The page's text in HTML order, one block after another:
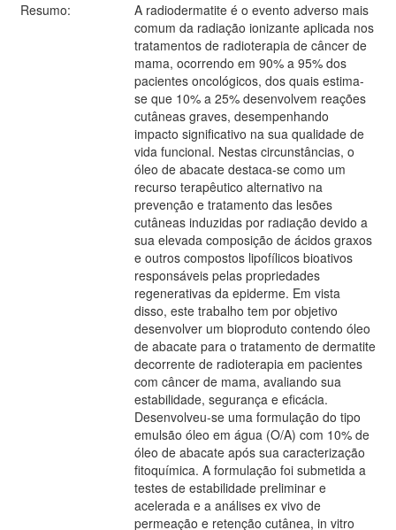
Resumo:
A radiodermatite é o evento adverso mais
comum da radiação ionizante aplicada nos
tratamentos de radioterapia de câncer de
mama, ocorrendo em 90% a 95% dos
pacientes oncológicos, dos quais estima-
se que 10% a 25% desenvolvem reações
cutâneas graves, desempenhando
impacto significativo na sua qualidade de
vida funcional. Nestas circunstâncias, o
óleo de abacate destaca-se como um
recurso terapêutico alternativo na
prevenção e tratamento das lesões
cutâneas induzidas por radiação devido a
sua elevada composição de ácidos graxos
e outros compostos lipofílicos bioativos
responsáveis pelas propriedades
regenerativas da epiderme. Em vista
disso, este trabalho tem por objetivo
desenvolver um bioproduto contendo óleo
de abacate para o tratamento de dermatite
decorrente de radioterapia em pacientes
com câncer de mama, avaliando sua
estabilidade, segurança e eficácia.
Desenvolveu-se uma formulação do tipo
emulsão óleo em água (O/A) com 10% de
óleo de abacate após sua caracterização
fitoquímica. A formulação foi submetida a
testes de estabilidade preliminar e
acelerada e a análises ex vivo de
permeação e retenção cutânea, in vitro